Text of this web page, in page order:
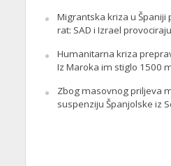
Migrantska kriza u Španiji
rat: SAD i Izrael
Humanitarna kriza
Iz Maroka im stiglo 1500
Zbog masovnog priljeva
suspenziju Španjolske iz